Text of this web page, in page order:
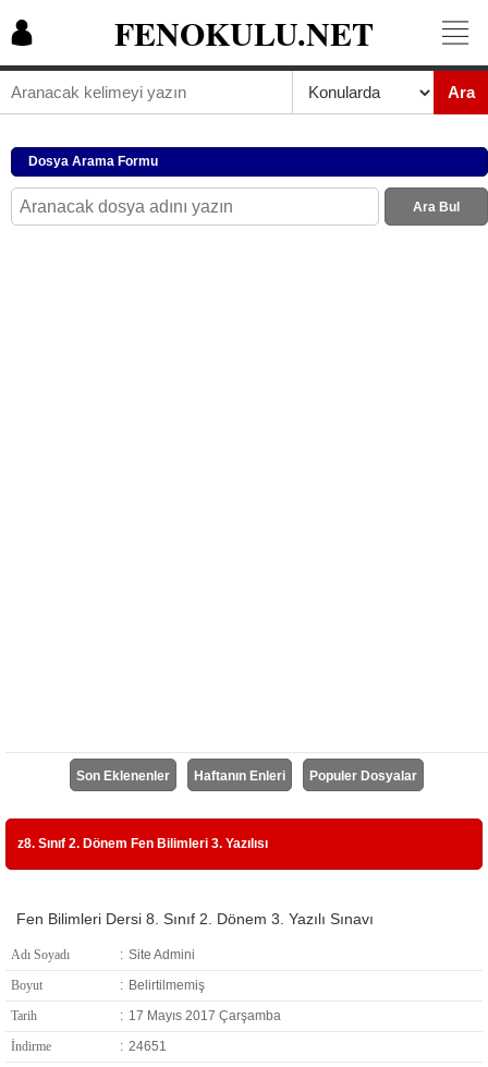
FENOKULU.NET
Ara
Dosya Arama Formu
Ara Bul
Son Eklenenler Haftanın Enleri Populer Dosyalar
z8. Sınıf 2. Dönem Fen Bilimleri 3. Yazılısı
Fen Bilimleri Dersi 8. Sınıf 2. Dönem 3. Yazılı Sınavı
Adı Soyadı : Site Admini
Boyut
: Belirtilmemiş
Tarih
: 17 Mayıs 2017 Çarşamba
İndirme
: 24651